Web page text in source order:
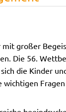
mit großer
Die 56.
die Kinder